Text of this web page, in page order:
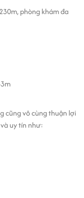
phòng khám đa
cũng vô cùng thuận lợi
uy tín như: